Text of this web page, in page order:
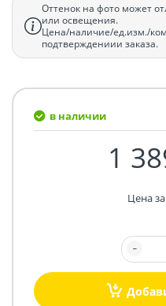
Оттенок на фото может
или освещения.
Цена/наличие/ед.изм./
подтверждениии заказа.
в наличии
1
Цена за